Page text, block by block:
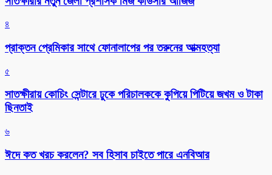
৪
প্রাক্তন প্রেমিকার সাথে ফোনালাপের পর তরুনের আত্মহত্যা
৫
সাতক্ষীরায় কোচিং সেন্টারে ঢুকে পরিচালককে কুপিয়ে পিটিয়ে জখম ও টাকা
ছিনতাই
৬
ঈদে কত খরচ করলেন? সব হিসাব চাইতে পারে এনবিআর